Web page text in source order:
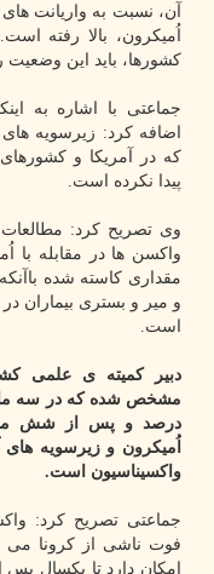
آن، نسبت به واریانت
اُمیکرون، بالا رفته
کشورها، باید این وضعیت
که در آمریکا و
پیدا نکرده است.
وی تصریح کرد: مطالعات
واکسن ها در مقابله با
مقداری کاسته شده
و میر و بستری بیماران
است.
دبیر کمیته ی علمی
اُمیکرون و زیرسویه های
واکسیناسیون است.
جماعتی تصریح کرد:
فوت ناشی از کرونا می
امکان دارد تا یکسال پس